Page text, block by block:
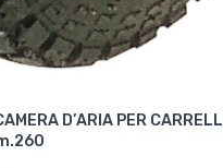
D’ARIA PER CARRELLI